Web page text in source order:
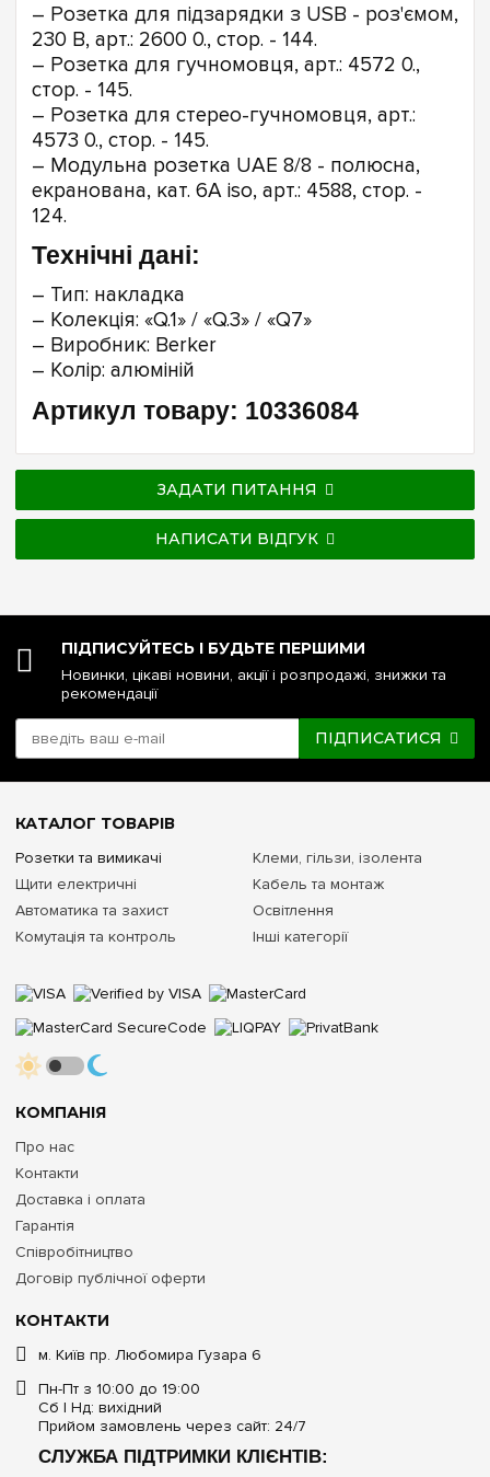
– Розетка для підзарядки з USB - роз'ємом,
230 В, арт.: 2600 0., стор. - 144.
– Розетка для гучномовця, арт.: 4572 0.,
стор. - 145.
– Розетка для стерео-гучномовця, арт.:
4573 0., стор. - 145.
– Модульна розетка UAE 8/8 - полюсна,
екранована, кат. 6A iso, арт.: 4588, стор. -
124.
Технічні дані:
– Тип: накладка
– Колекція: «Q.1» / «Q.3» / «Q7»
– Виробник: Berker
– Колір: алюміній
Артикул товару: 10336084
ЗАДАТИ ПИТАННЯ
НАПИСАТИ ВІДГУК
ПІДПИСУЙТЕСЬ І БУДЬТЕ ПЕРШИМИ
Новинки, цікаві новини, акції і розпродажі, знижки та
рекомендації
ПІДПИСАТИСЯ
КОНТАКТИ
м. Київ пр. Любомира Гузара 6
Пн-Пт з 10:00 до 19:00
Сб | Нд: вихідний
Прийом замовлень через сайт: 24/7
СЛУЖБА ПІДТРИМКИ КЛІЄНТІВ:
КОМПАНІЯ
Про нас
Контакти
Доставка і оплата
Гарантія
Співробітництво
Договір публічної оферти
КАТАЛОГ ТОВАРІВ
Розетки та вимикачі
Щити електричні
Автоматика та захист
Комутація та контроль
Клеми, гільзи, ізолента
Кабель та монтаж
Освітлення
Інші категорії